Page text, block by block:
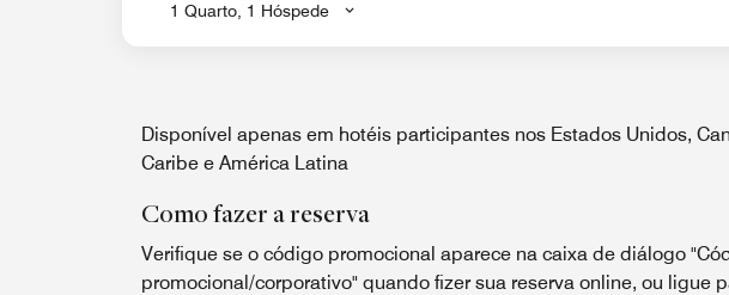
1 Quarto, 1 Hóspede
Disponível apenas em hotéis participantes nos Estados Unidos,
Caribe e América Latina
Como fazer a reserva
Verifique se o código promocional aparece na caixa de diálogo
promocional/corporativo" quando fizer sua reserva online, ou ligue